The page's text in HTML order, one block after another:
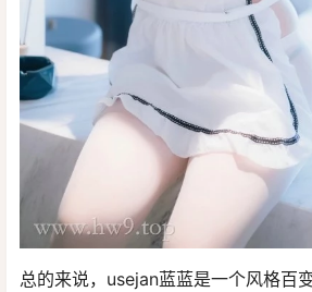
总的来说，usejan蓝蓝是一个风格百